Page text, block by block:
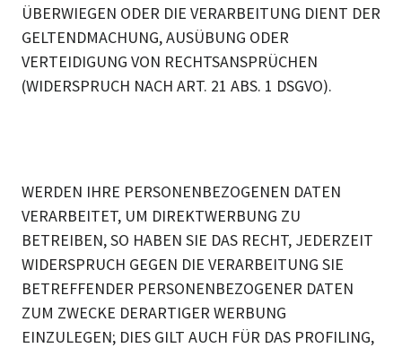
ÜBERWIEGEN ODER DIE VERARBEITUNG DIENT DER
GELTENDMACHUNG, AUSÜBUNG ODER
VERTEIDIGUNG VON RECHTSANSPRÜCHEN
(WIDERSPRUCH NACH ART. 21 ABS. 1 DSGVO).
WERDEN IHRE PERSONENBEZOGENEN DATEN
VERARBEITET, UM DIREKTWERBUNG ZU
BETREIBEN, SO HABEN SIE DAS RECHT, JEDERZEIT
WIDERSPRUCH GEGEN DIE VERARBEITUNG SIE
BETREFFENDER PERSONENBEZOGENER DATEN
ZUM ZWECKE DERARTIGER WERBUNG
EINZULEGEN; DIES GILT AUCH FÜR DAS PROFILING,